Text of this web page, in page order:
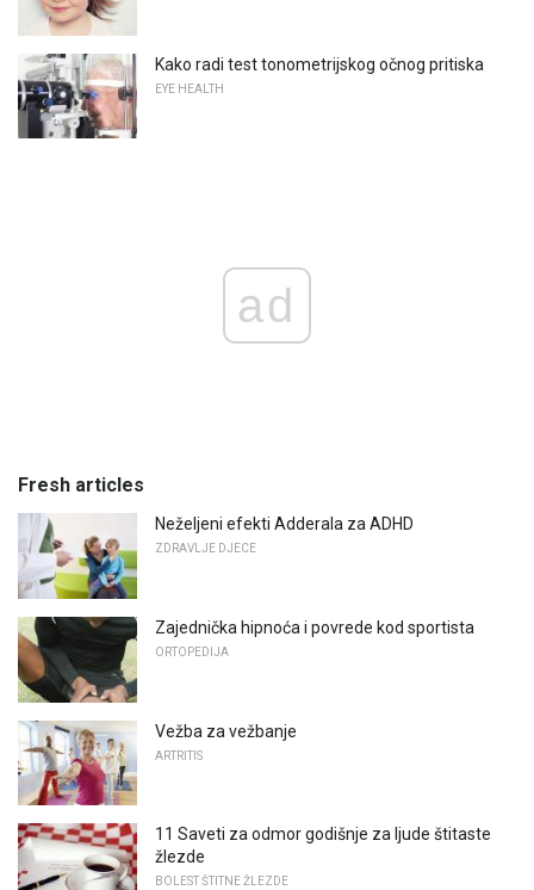
Kako radi test tonometrijskog očnog pritiska
EYE HEALTH
ad
Fresh articles
Neželjeni efekti Adderala za ADHD
ZDRAVLJE DJECE
Zajednička hipnoća i povrede kod sportista
ORTOPEDIJA
Vežba za vežbanje
ARTRITIS
11 Saveti za odmor godišnje za ljude štitaste
žlezde
BOLEST ŠTITNE ŽLEZDE